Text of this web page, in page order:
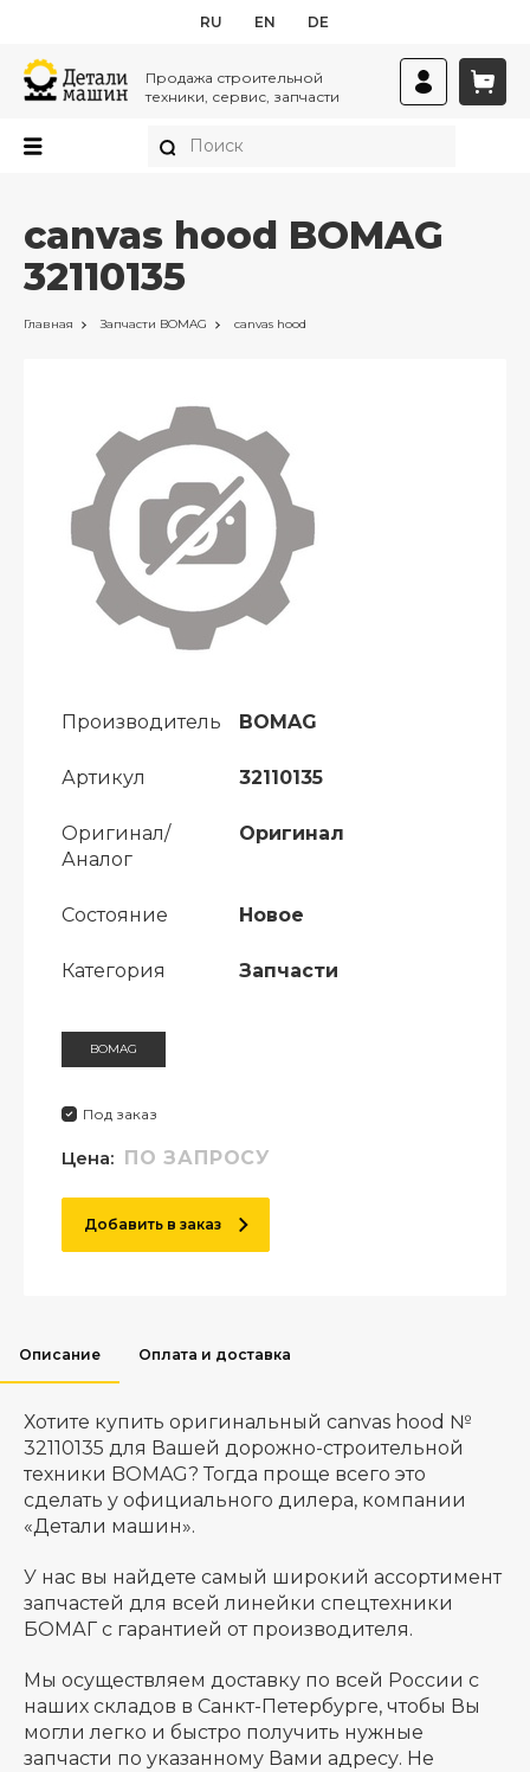
RU EN DE
Продажа строительной
техники, сервис, запчасти
canvas hood BOMAG
32110135
Главная Запчасти BOMAG canvas hood
Производитель BOMAG
Артикул 32110135
Оригинал/
Аналог
Оригинал
Состояние Новое
Категория Запчасти
BOMAG
Под заказ
Цена: ПО ЗАПРОСУ
Добавить в заказ
Описание Оплата и доставка
Хотите купить оригинальный canvas hood №
32110135 для Вашей дорожно-строительной
техники BOMAG? Тогда проще всего это
сделать у официального дилера, компании
«Детали машин».
У нас вы найдете самый широкий ассортимент
запчастей для всей линейки спецтехники
БОМАГ с гарантией от производителя.
Мы осуществляем доставку по всей России с
наших складов в Санкт-Петербурге, чтобы Вы
могли легко и быстро получить нужные
запчасти по указанному Вами адресу. Не